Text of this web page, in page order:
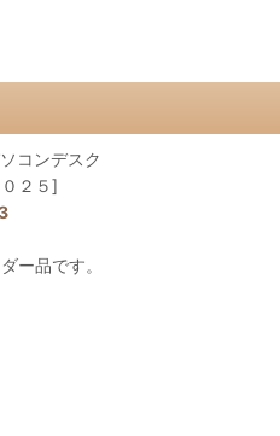
コンデスク
２５]
ー品です。